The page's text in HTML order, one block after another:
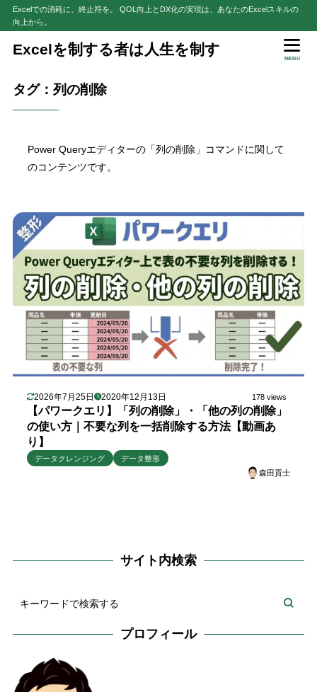
Excelでの消耗に、終止符を。 QOL向上とDX化の実現は、あなたのExcelスキルの
向上から。
Excelを制する者は人生を制す
MENU
タグ：列の削除
Power Queryエディターの「列の削除」コマンドに関して
のコンテンツです。
2026年7月25日 2020年12月13日 178 views
【パワークエリ】「列の削除」・「他の列の削除」
の使い方｜不要な列を一括削除する方法【動画あ
り】
データクレンジング
データ整形
森田貢士
サイト内検索
プロフィール